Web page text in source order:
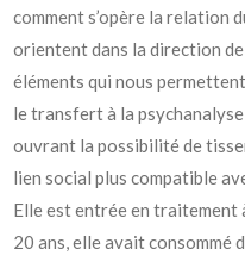
comment s’opère la relation
orientent dans la direction
éléments qui nous
le transfert à la
ouvrant la possibilité de
lien social plus compatible
Elle est entrée en traitement
20 ans, elle avait consommé